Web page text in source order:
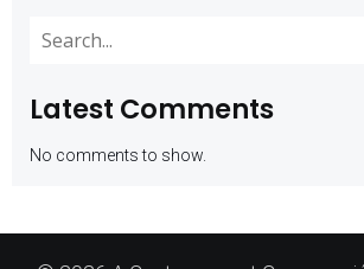
Latest Comments
No comments to show.